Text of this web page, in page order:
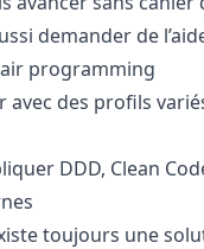
demander de
programming
avec des profils
DDD, Clean
toujours une